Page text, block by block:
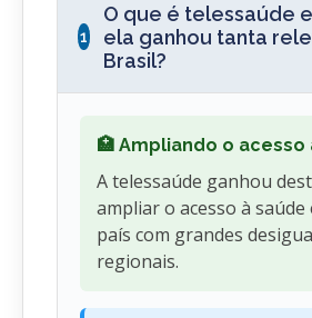
1
O que é telessaúde
ela ganhou tanta
Brasil?
🏥 Ampliando o acesso
A telessaúde ganhou
ampliar o acesso à saúde
país com grandes
regionais.